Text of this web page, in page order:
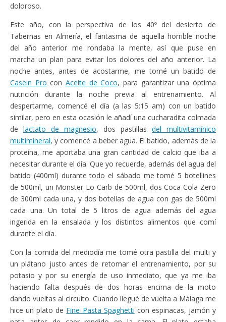
doloroso.
Este año, con la perspectiva de los 40º del desierto de
Tabernas en Almería, el fantasma de aquella horrible noche
del año anterior me rondaba la mente, así que puse en
marcha un plan para evitar los dolores del año anterior. La
noche antes, antes de acostarme, me tomé un batido de
Casein Pro conAceite de Coco, para garantizar una óptima
nutrición durante la noche previa al entrenamiento. Al
despertarme, comencé el día (a las 5:15 am) con un batido
similar, pero en esta ocasión le añadí una cucharadita colmada
de lactato de magnesio, dos pastillas del multivitamínico
multimineral, y comencé a beber agua. El batido, además de la
proteína, me aportaba una gran cantidad de calcio que iba a
necesitar durante el día. Que yo recuerde, además del agua del
batido (400ml) durante todo el sábado me tomé 5 botellines
de 500ml, un Monster Lo-Carb de 500ml, dos Coca Cola Zero
de 300ml cada una, y dos botellas de agua con gas de 500ml
cada una. Un total de 5 litros de agua además del agua
ingerida en la ensalada y los distintos alimentos que comí
durante el día.
Con la comida del mediodía me tomé otra pastilla del multi y
un plátano justo antes de retomar el entrenamiento, por su
potasio y por su energía de uso inmediato, que ya me iba
haciendo falta después de dos horas encima de la moto
dando vueltas al circuito. Cuando llegué de vuelta a Málaga me
hice un plato de Fine Pasta Spaghetti con espinacas, jamón y